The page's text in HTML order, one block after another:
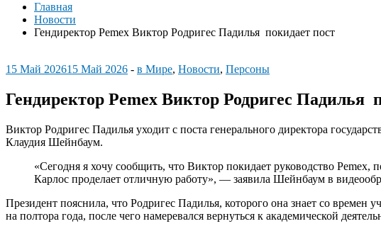
Главная
Новости
Гендиректор Pemex Виктор Родригес Падилья покидает пост
15 Май 202615 Май 2026 - в Мире, Новости, Персоны
Гендиректор Pemex Виктор Родригес Падилья
Виктор Родригес Падилья уходит с поста генерального директора
Клаудия Шейнбаум.
«Сегодня я хочу сообщить, что Виктор покидает руководство
Карлос проделает отличную работу», — заявила Шейнбаум в
Президент пояснила, что Родригес Падилья, которого она знает со
на полтора года, после чего намеревался вернуться к академической